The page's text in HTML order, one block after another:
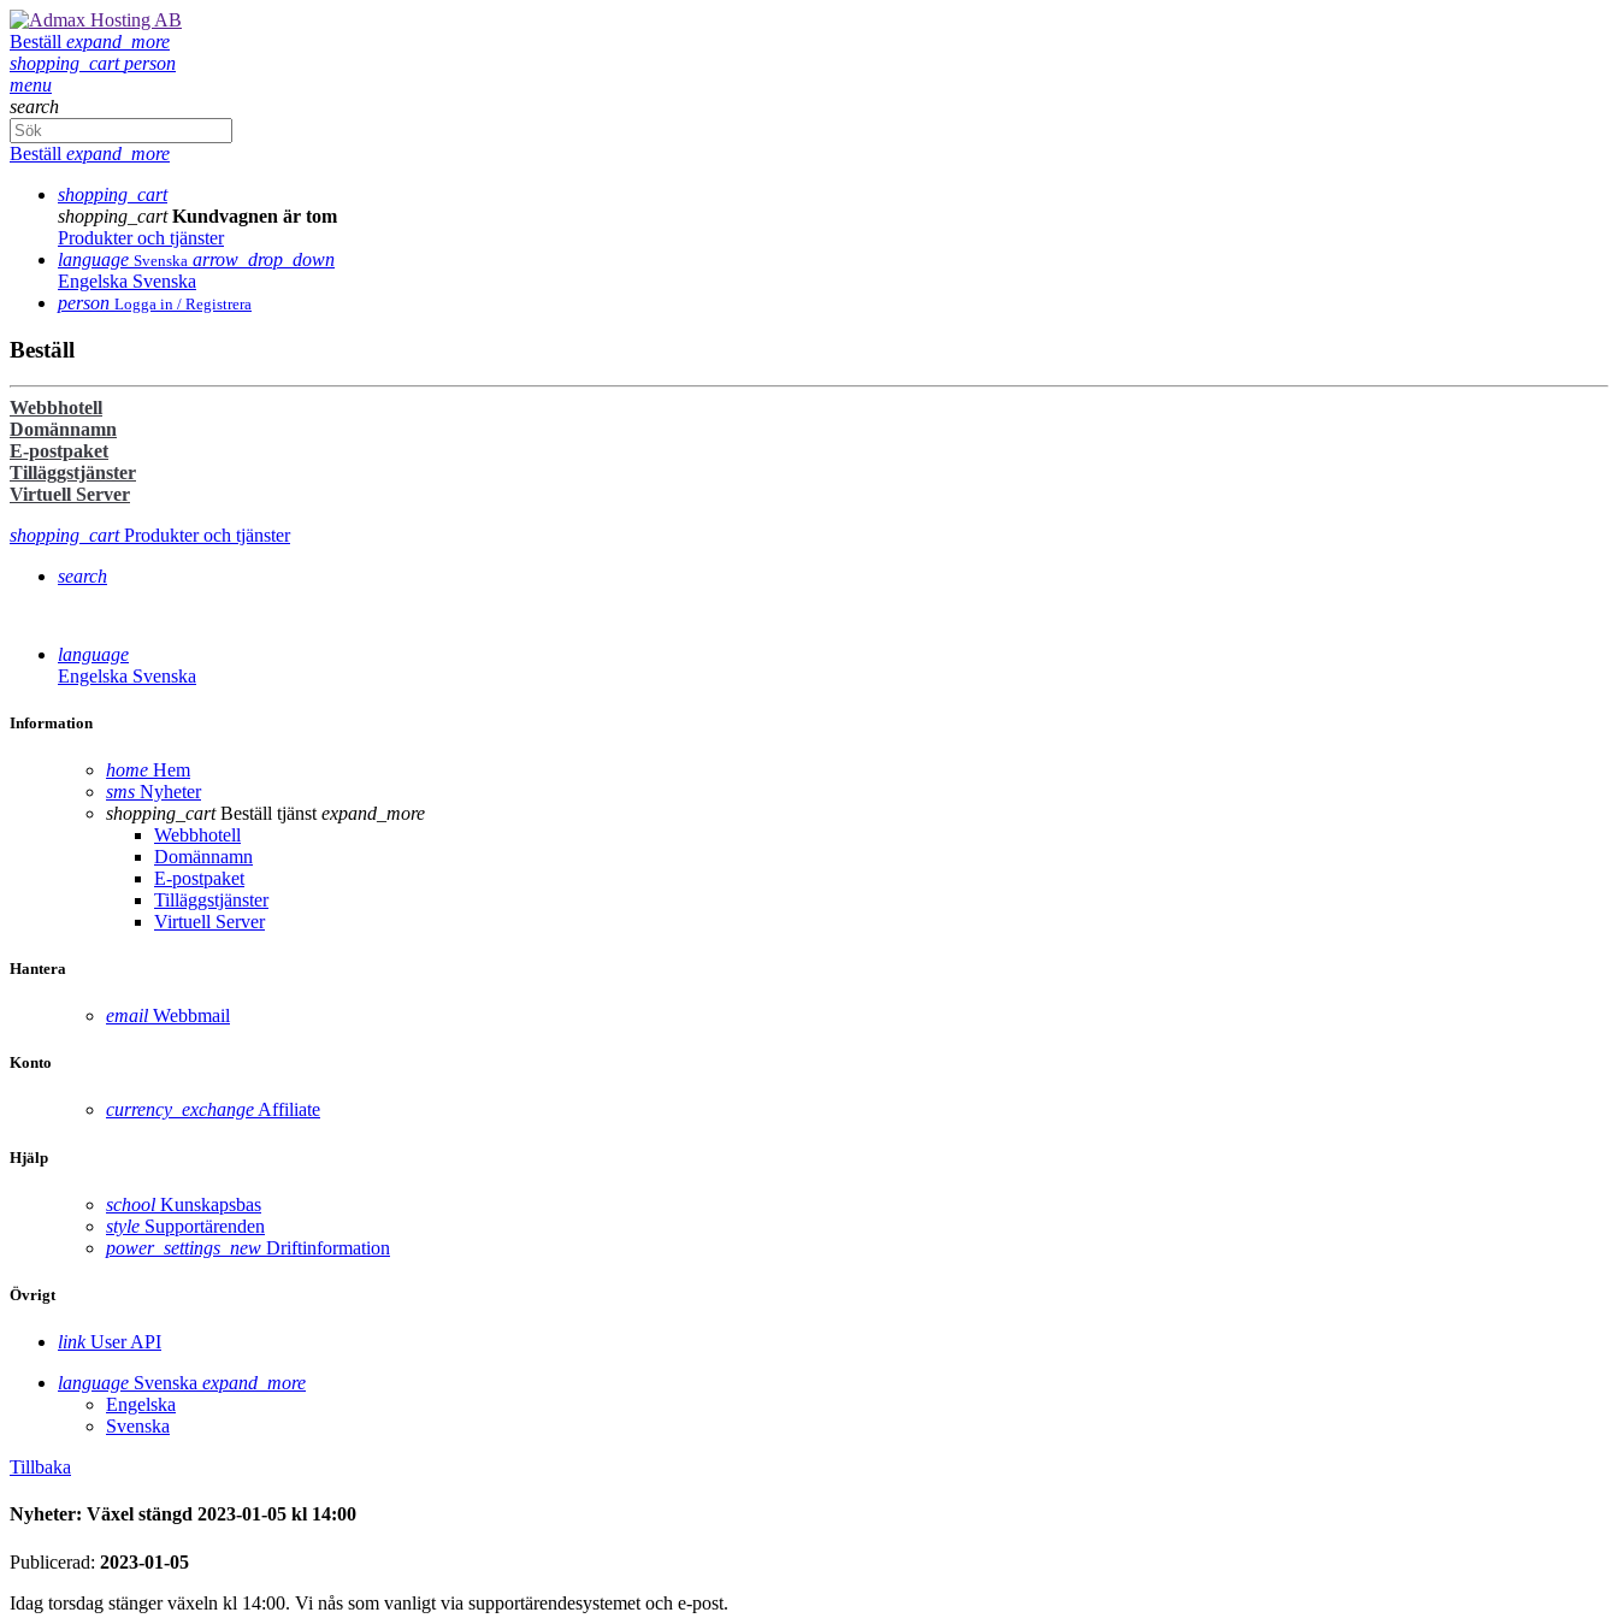
Beställ expand_more
shopping_cart person
menu
search
Beställ expand_more
shopping_cart
shopping_cart Kundvagnen är tom
Produkter och tjänster
language Svenska arrow_drop_down
Engelska Svenska
person Logga in / Registrera
Beställ
Webbhotell
Domännamn
E-postpaket
Tilläggstjänster
Virtuell Server
shopping_cartProdukter och tjänster
search
language
Engelska Svenska
Information
home Hem
sms Nyheter
shopping_cart Beställ tjänst expand_more
Webbhotell
Domännamn
E-postpaket
Tilläggstjänster
Virtuell Server
Hantera
email Webbmail
Konto
currency_exchangeAffiliate
Hjälp
school Kunskapsbas
style Supportärenden
power_settings_new Driftinformation
Övrigt
link User API
language Svenska expand_more
Engelska
Svenska
Tillbaka
Nyheter: Växel stängd 2023-01-05 kl 14:00
Publicerad: 2023-01-05
Idag torsdag stänger växeln kl 14:00. Vi nås som vanligt via supportärendesystemet och e-post.